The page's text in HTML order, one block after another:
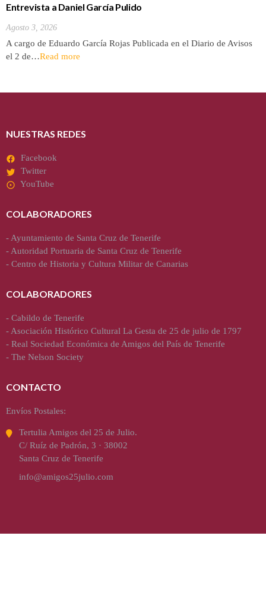
Entrevista a Daniel García Pulido
Agosto 3, 2026
A cargo de Eduardo García Rojas Publicada en el Diario de Avisos
el 2 de…Read more
NUESTRAS REDES
Facebook
Twitter
YouTube
COLABORADORES
- Ayuntamiento de Santa Cruz de Tenerife
- Autoridad Portuaria de Santa Cruz de Tenerife
- Centro de Historia y Cultura Militar de Canarias
COLABORADORES
- Cabildo de Tenerife
- Asociación Histórico Cultural La Gesta de 25 de julio de 1797
- Real Sociedad Económica de Amigos del País de Tenerife
- The Nelson Society
CONTACTO
Envíos Postales:
Tertulia Amigos del 25 de Julio.
C/ Ruíz de Padrón, 3 · 38002
Santa Cruz de Tenerife
info@amigos25julio.com